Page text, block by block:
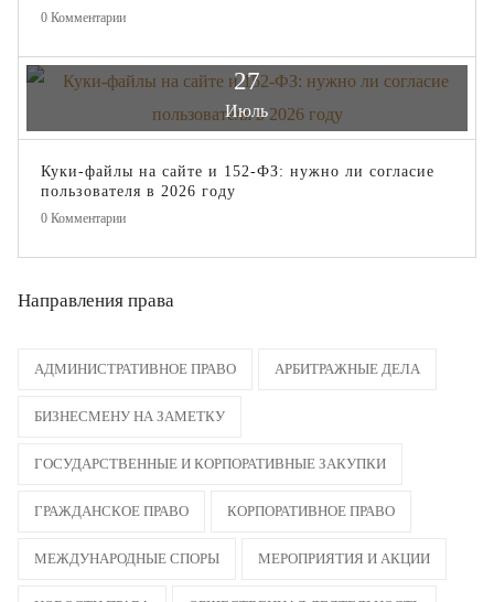
0 Комментарии
27
Июль
Куки-файлы на сайте и 152-ФЗ: нужно ли согласие
пользователя в 2026 году
0 Комментарии
Направления права
АДМИНИСТРАТИВНОЕ ПРАВО АРБИТРАЖНЫЕ ДЕЛА
БИЗНЕСМЕНУ НА ЗАМЕТКУ
ГОСУДАРСТВЕННЫЕ И КОРПОРАТИВНЫЕ ЗАКУПКИ
ГРАЖДАНСКОЕ ПРАВО КОРПОРАТИВНОЕ ПРАВО
МЕЖДУНАРОДНЫЕ СПОРЫ МЕРОПРИЯТИЯ И АКЦИИ